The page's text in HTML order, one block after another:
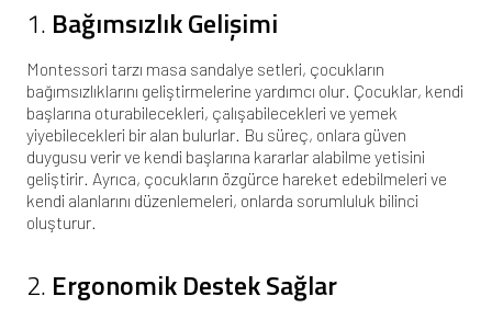
1. Bağımsızlık Gelişimi
Montessori tarzı masa sandalye setleri, çocukların
bağımsızlıklarını geliştirmelerine yardımcı olur. Çocuklar, kendi
başlarına oturabilecekleri, çalışabilecekleri ve yemek
yiyebilecekleri bir alan bulurlar. Bu süreç, onlara güven
duygusu verir ve kendi başlarına kararlar alabilme yetisini
geliştirir. Ayrıca, çocukların özgürce hareket edebilmeleri ve
kendi alanlarını düzenlemeleri, onlarda sorumluluk bilinci
oluşturur.
2. Ergonomik Destek Sağlar